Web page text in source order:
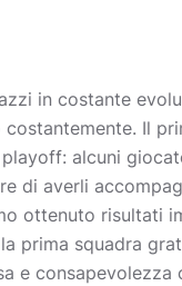
in costante
Il
alcuni
di averli
ottenuto risultati
prima squadra
e consapevolezza